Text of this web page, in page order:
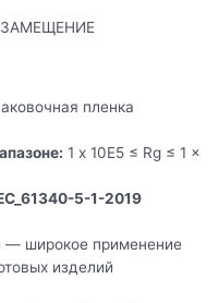
пленка
1 x 10E5 ≤ Rg ≤ 1 x
5-1-2019
— широкое применение
изделий